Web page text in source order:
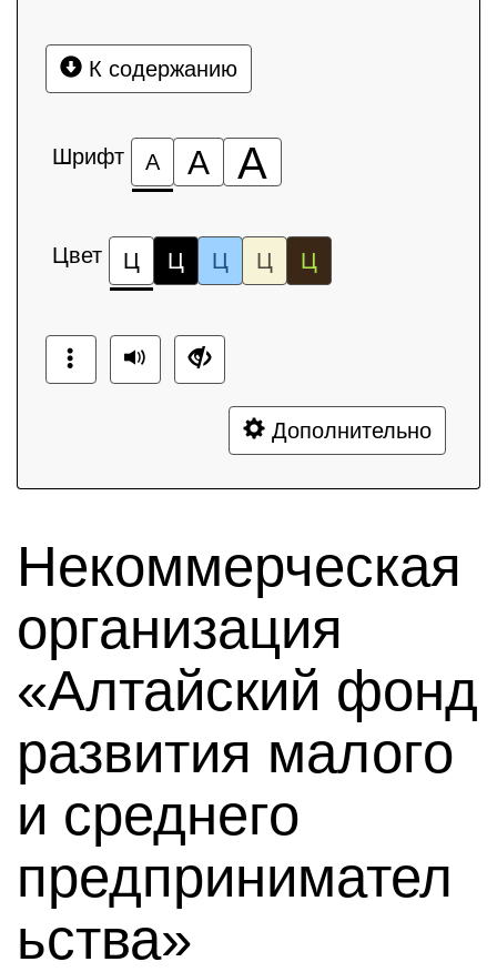
К содержанию
Шрифт А А А
Цвет Ц Ц Ц Ц Ц
Дополнительно
Некоммерческая
организация
«Алтайский фонд
развития малого
и среднего
предпринимател
ьства»